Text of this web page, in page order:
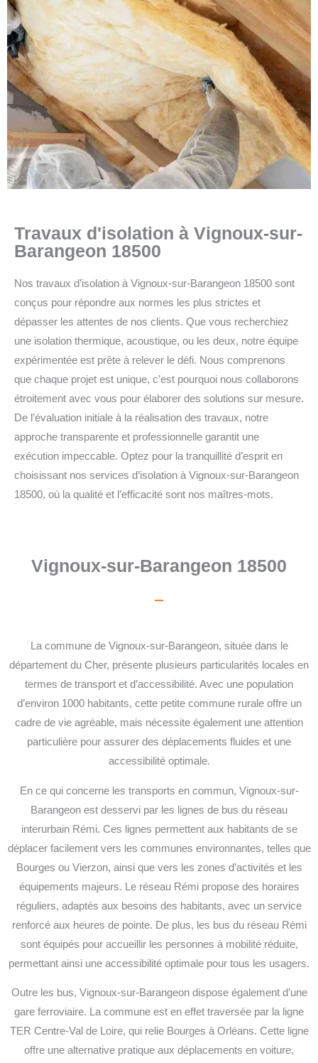
Travaux d'isolation à Vignoux-sur-
Barangeon 18500
Nos travaux d’isolation à Vignoux-sur-Barangeon 18500 sont
conçus pour répondre aux normes les plus strictes et
dépasser les attentes de nos clients. Que vous recherchiez
une isolation thermique, acoustique, ou les deux, notre équipe
expérimentée est prête à relever le défi. Nous comprenons
que chaque projet est unique, c’est pourquoi nous collaborons
étroitement avec vous pour élaborer des solutions sur mesure.
De l’évaluation initiale à la réalisation des travaux, notre
approche transparente et professionnelle garantit une
exécution impeccable. Optez pour la tranquillité d’esprit en
choisissant nos services d’isolation à Vignoux-sur-Barangeon
18500, où la qualité et l’efficacité sont nos maîtres-mots.
Vignoux-sur-Barangeon 18500
La commune de Vignoux-sur-Barangeon, située dans le
département du Cher, présente plusieurs particularités locales en
termes de transport et d’accessibilité. Avec une population
d’environ 1000 habitants, cette petite commune rurale offre un
cadre de vie agréable, mais nécessite également une attention
particulière pour assurer des déplacements fluides et une
accessibilité optimale.
En ce qui concerne les transports en commun, Vignoux-sur-
Barangeon est desservi par les lignes de bus du réseau
interurbain Rémi. Ces lignes permettent aux habitants de se
déplacer facilement vers les communes environnantes, telles que
Bourges ou Vierzon, ainsi que vers les zones d’activités et les
équipements majeurs. Le réseau Rémi propose des horaires
réguliers, adaptés aux besoins des habitants, avec un service
renforcé aux heures de pointe. De plus, les bus du réseau Rémi
sont équipés pour accueillir les personnes à mobilité réduite,
permettant ainsi une accessibilité optimale pour tous les usagers.
Outre les bus, Vignoux-sur-Barangeon dispose également d’une
gare ferroviaire. La commune est en effet traversée par la ligne
TER Centre-Val de Loire, qui relie Bourges à Orléans. Cette ligne
offre une alternative pratique aux déplacements en voiture,